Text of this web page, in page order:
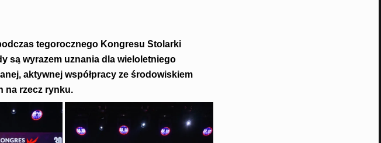
tegorocznego Kongresu Stolarki
są wyrazem uznania dla wieloletniego
aktywnej współpracy ze środowiskiem
na rzecz rynku.